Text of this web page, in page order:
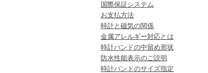
国際保証システム
お支払方法
時計と磁気の関係
金属アレルギー対応とは
時計バンドの中留め形状
防水性能表示のご説明
時計バンドのサイズ指定